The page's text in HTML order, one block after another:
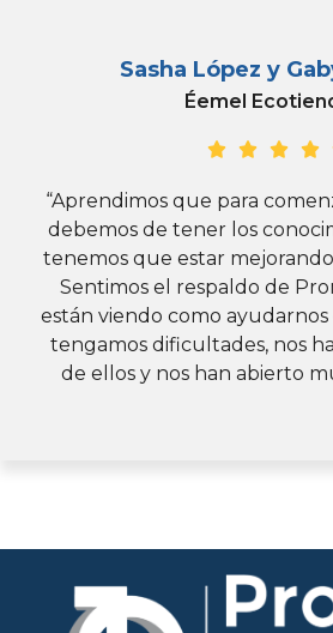
Sasha López y
Éemel
“Aprendimos que para
debemos de tener los
tenemos que estar
Sentimos el respaldo de
están viendo como
tengamos dificultades, nos
de ellos y nos han abierto